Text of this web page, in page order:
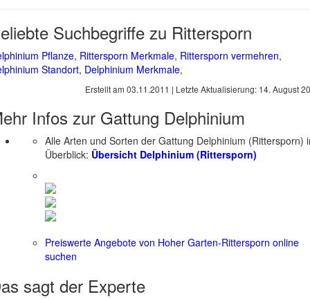
Suchbegriffe zu Rittersporn
Pflanze, Rittersporn Merkmale, Rittersporn vermehren,
Standort, Delphinium Merkmale,
Erstellt am 03.11.2011 | Letzte Aktualisierung: 14. August
Infos zur Gattung Delphinium
Alle Arten und Sorten der Gattung Delphinium (Rittersporn)
Überblick: Übersicht Delphinium (Rittersporn)
Preiswerte Angebote von Hoher Garten-Rittersporn online
suchen
sagt der Experte